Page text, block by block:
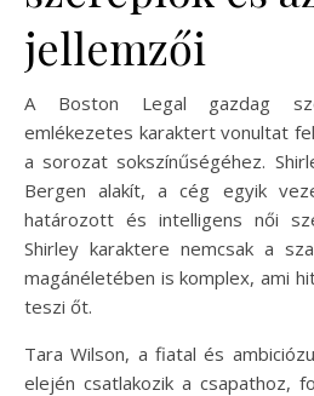
jellemzői
A Boston Legal gazdag
emlékezetes karaktert vonultat
a sorozat sokszínűségéhez.
Bergen alakít, a cég egyik
határozott és intelligens női
Shirley karaktere nemcsak a
magánéletében is komplex, ami
teszi őt.
Tara Wilson, a fiatal és
elején csatlakozik a csapathoz,